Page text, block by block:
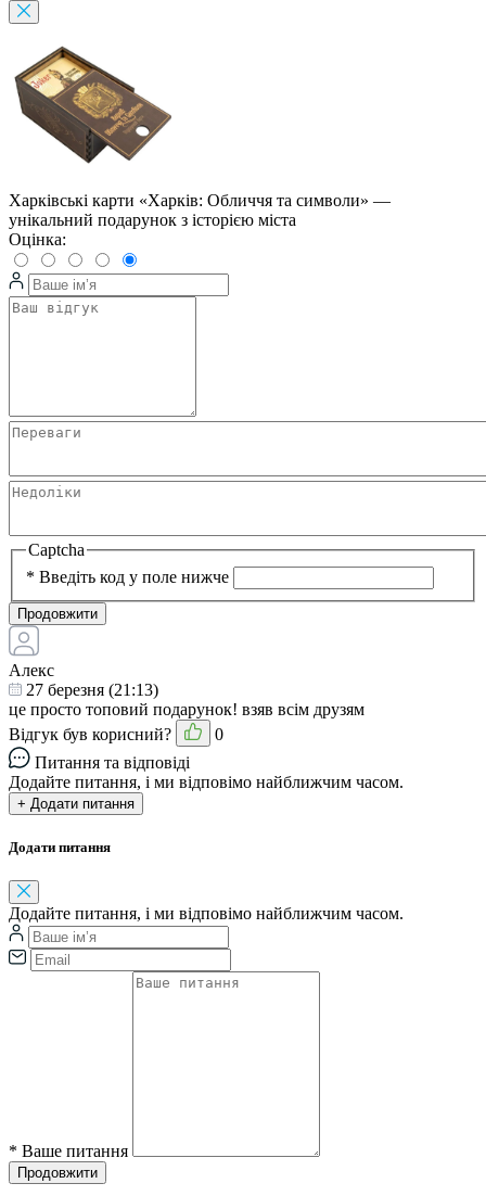
Харківські карти «Харків: Обличчя та символи» —
унікальний подарунок з історією міста
Оцінка:
Captcha
* Введіть код у поле нижче
Продовжити
Алекс
27 березня (21:13)
це просто топовий подарунок! взяв всім друзям
Відгук був корисний?
0
Питання та відповіді
Додайте питання, і ми відповімо найближчим часом.
+ Додати питання
Додати питання
Додайте питання, і ми відповімо найближчим часом.
* Ваше питання
Продовжити